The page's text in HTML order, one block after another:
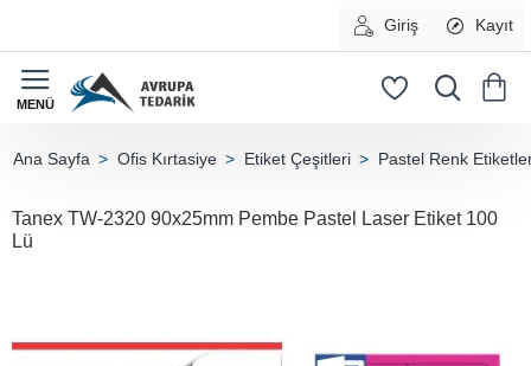
Giriş Kayıt
Ofis Kırtasiye Etiket Çeşitleri Pastel Renk
Tanex TW-2320 90x25mm Pembe Pastel Laser Etiket 100
Lü